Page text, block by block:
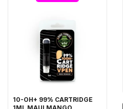
10-OH+ 99% CARTRIDGE